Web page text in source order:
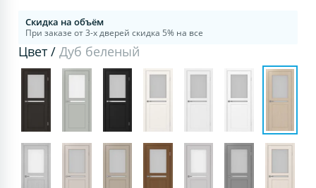
Скидка на объём
При заказе от 3-х дверей скидка 5% на все
Цвет /Дуб беленый